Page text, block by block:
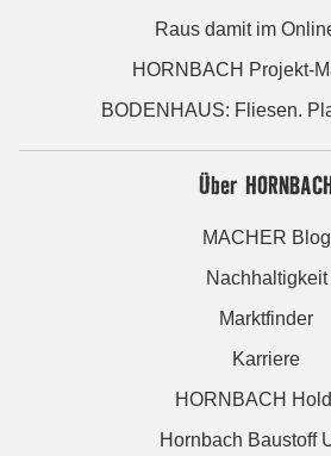
Raus damit im
HORNBACH Projekt-
BODENHAUS: Fliesen.
Über
MACHER Blog
Nachhaltigkeit
Marktfinder
Karriere
HORNBACH
Hornbach Baustoff